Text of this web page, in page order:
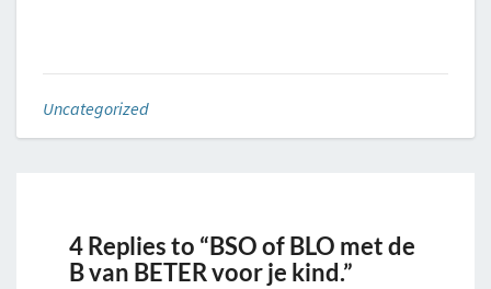
Uncategorized
4 Replies to “BSO of BLO met de
B van BETER voor je kind.”